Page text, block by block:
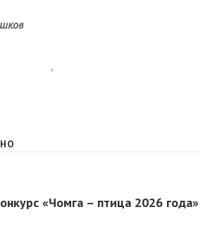
«Чомга – птица 2026 года»